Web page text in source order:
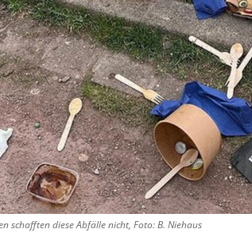
schafften diese Abfälle nicht, Foto: B. Niehaus